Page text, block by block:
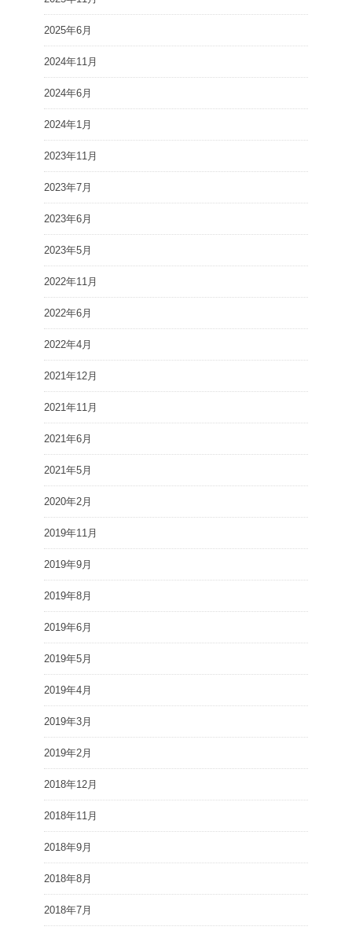
2025年6月
2024年11月
2024年6月
2024年1月
2023年11月
2023年7月
2023年6月
2023年5月
2022年11月
2022年6月
2022年4月
2021年12月
2021年11月
2021年6月
2021年5月
2020年2月
2019年11月
2019年9月
2019年8月
2019年6月
2019年5月
2019年4月
2019年3月
2019年2月
2018年12月
2018年11月
2018年9月
2018年8月
2018年7月